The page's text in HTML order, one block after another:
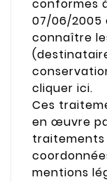
conformes
07/06/2005
connaître
cliquer ici.
Ces
en œuvre
traitements
mentions